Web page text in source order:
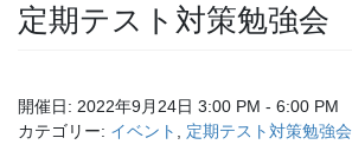
定期テスト対策勉強会
開催日: 2022年9月24日 3:00 PM - 6:00 PM
カテゴリー: イベント , 定期テスト対策勉強会